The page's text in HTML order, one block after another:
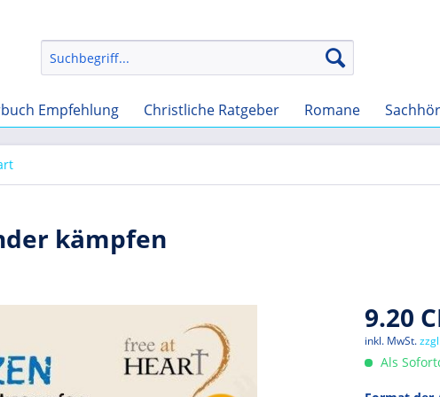
Empfehlung Christliche Ratgeber Romane
kämpfen
9.20
inkl. MwSt.
Als